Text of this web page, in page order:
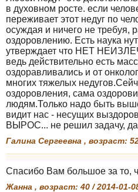
в духовном росте. если
переживает этот недуг по
осуждая и ничего не требуя,
оздоровлению. Есть наука
утверждает что НЕТ
ведь действительно есть
оздоравливались и от
многих тяжелых
оздоровления, сама
людям.Только надо быть
видит нас - несущих
ВЫРОС... не решил задачу,
Галина Сергеевна , возраст:
Спасибо Вам большое за то,
Жанна , возраст: 40 / 2014-01-